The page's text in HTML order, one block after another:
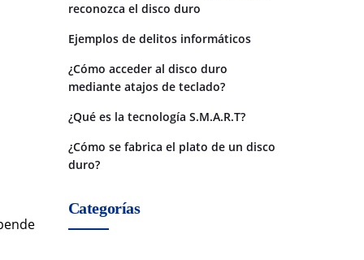
reconozca el disco duro
Ejemplos de delitos informáticos
¿Cómo acceder al disco duro
mediante atajos de teclado?
¿Qué es la tecnología S.M.A.R.T?
¿Cómo se fabrica el plato de un disco
duro?
Categorías